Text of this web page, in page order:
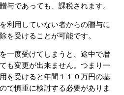
与であっても、課税されます。
利用していない者からの贈与に
を受けることが可能です。
一度受けてしまうと、途中で暦
も変更が出来ません。つまり一
を受けると年間１１０万円の基
で慎重に検討する必要がありま